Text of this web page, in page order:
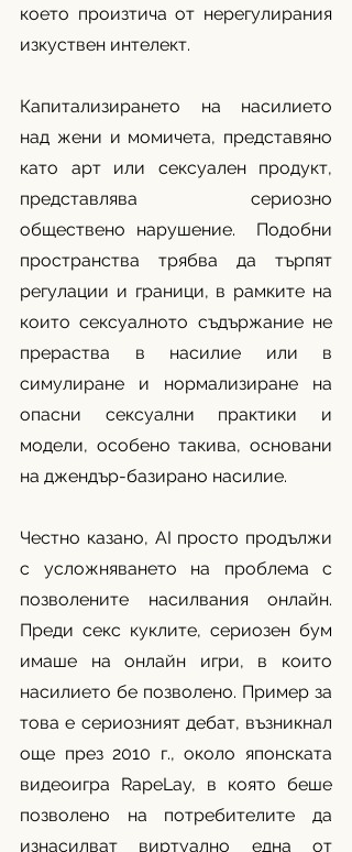
което произтича от нерегулирания
изкуствен интелект.
Капитализирането на насилието
над жени и момичета, представяно
като арт или сексуален продукт,
представлява сериозно
обществено нарушение.  Подобни
пространства трябва да търпят
регулации и граници, в рамките на
които сексуалното съдържание не
прераства в насилие или в
симулиране и нормализиране на
опасни сексуални практики и
модели, особено такива, основани
на джендър-базирано насилие.
Честно казано, AI просто продължи
с усложняването на проблема с
позволените насилвания онлайн.
Преди секс куклите, сериозен бум
имаше на онлайн игри, в които
насилието бе позволено. Пример за
това е сериозният дебат, възникнал
още през 2010 г., около японската
видеоигра RapeLay, в която беше
позволено на потребителите да
изнасилват виртуално една от